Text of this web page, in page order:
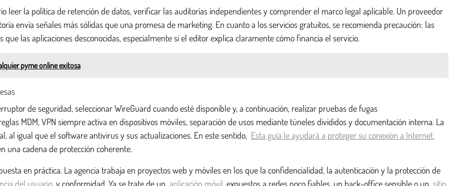
leer la política de retención de datos, verificar las auditorías independientes y comprender el marco legal aplicable. Un proveedor
envía señales más sólidas que una promesa de marketing. En cuanto a los servicios gratuitos, se recomienda precaución: las
las aplicaciones desconocidas, especialmente si el editor explica claramente cómo financia el servicio.
pyme online exitosa
de seguridad, seleccionar WireGuard cuando esté disponible y, a continuación, realizar pruebas de fugas
MDM, VPN siempre activa en dispositivos móviles, separación de usos mediante túneles divididos y documentación interna. La
al igual que el software antivirus y sus actualizaciones. En este sentido, Esta guía le ayudará a proteger su conexión a Internet.
una cadena de protección coherente.
en práctica. La agencia trabaja en proyectos web y móviles en los que la confidencialidad, la autenticación y la protección de
del usuario y conformidad. Ya se trate de un aplicación móvil expuestos a redes poco fiables, un back-office sensible o un sitio